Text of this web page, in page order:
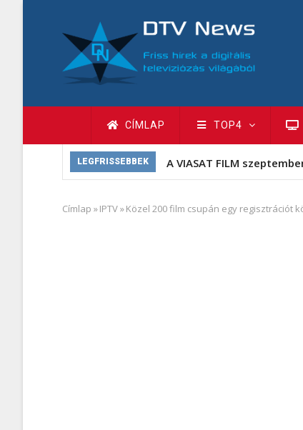
tartalomra
Fő
navigáció
CÍMLAP TOP4
LEGFRISSEBBEK A VIASAT FILM
Morzsa
Címlap »IPTV»Közel 200 film csupán egy regisztrációt